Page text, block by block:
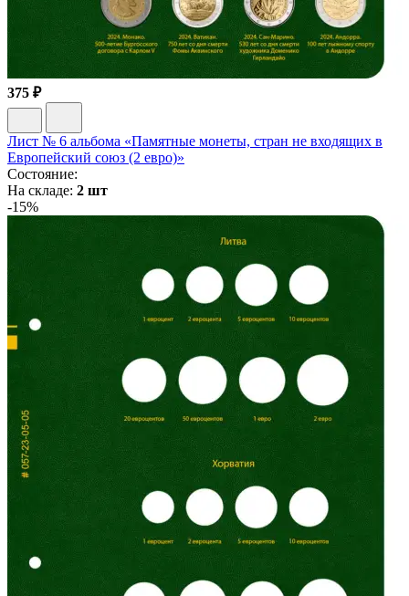
375 ₽
Лист № 6 альбома «Памятные монеты, стран не входящих в
Европейский союз (2 евро)»
Состояние:
На складе: 2 шт
-15%